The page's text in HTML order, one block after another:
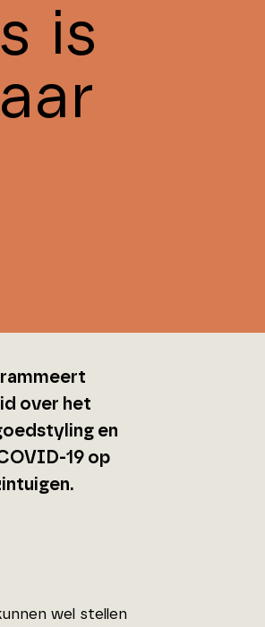
is
over het
en
19 op
wel stellen